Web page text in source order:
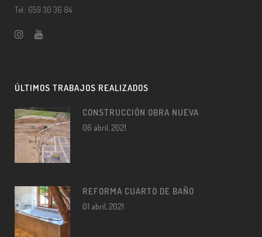
Tel.: 659 30 36 84
ÚLTIMOS TRABAJOS REALIZADOS
CONSTRUCCIÓN OBRA NUEVA
06 abril, 2021
REFORMA CUARTO DE BAÑO
01 abril, 2021